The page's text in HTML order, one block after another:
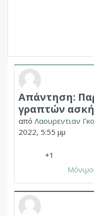
Σε απάντηση σε
Απάντηση:
γραπτών
από Λαουρεντιαν
2022, 5:55 μμ
+1